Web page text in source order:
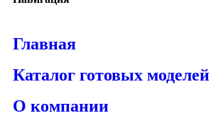
Главная
Каталог готовых моделей
О компании